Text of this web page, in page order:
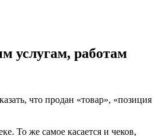
услугам, работам
что продан «товар», «позиция
То же самое касается и чеков,